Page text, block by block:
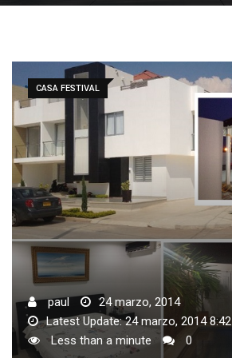
CASA FESTIVAL
paul
24 marzo, 2014
Latest Update: 24 marzo, 2014 8:42
Less than a minute
0